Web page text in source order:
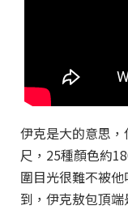
伊克是大的意思
尺，25種顏色約
圍目光很難不被
到，伊克敖包頂